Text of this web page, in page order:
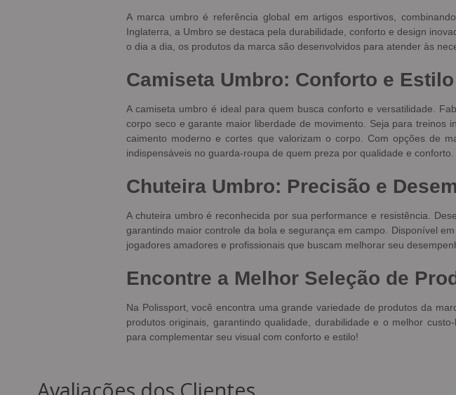
A marca umbro é referência global em artigos esportivos,
Inglaterra, a Umbro se destaca pela durabilidade, conforto e design
o dia a dia, os produtos da marca são desenvolvidos para atender às
Camiseta Umbro: Conforto e
A camiseta umbro é ideal para quem busca conforto e versatilidade.
corpo seco e garante maior liberdade de movimento. Seja para treinos
caimento moderno e cortes que valorizam o corpo. Com opções de
indispensáveis no guarda-roupa de quem preza por qualidade e conforto.
Chuteira Umbro: Precisão e
A chuteira umbro é reconhecida por sua performance e resistência.
garantindo maior controle da bola e segurança em campo. Disponível
jogadores amadores e profissionais que buscam melhorar seu
Encontre a Melhor Seleção de
Na Polissport, você encontra uma grande variedade de produtos da
produtos originais, garantindo qualidade, durabilidade e o melhor
para complementar seu visual com conforto e estilo!